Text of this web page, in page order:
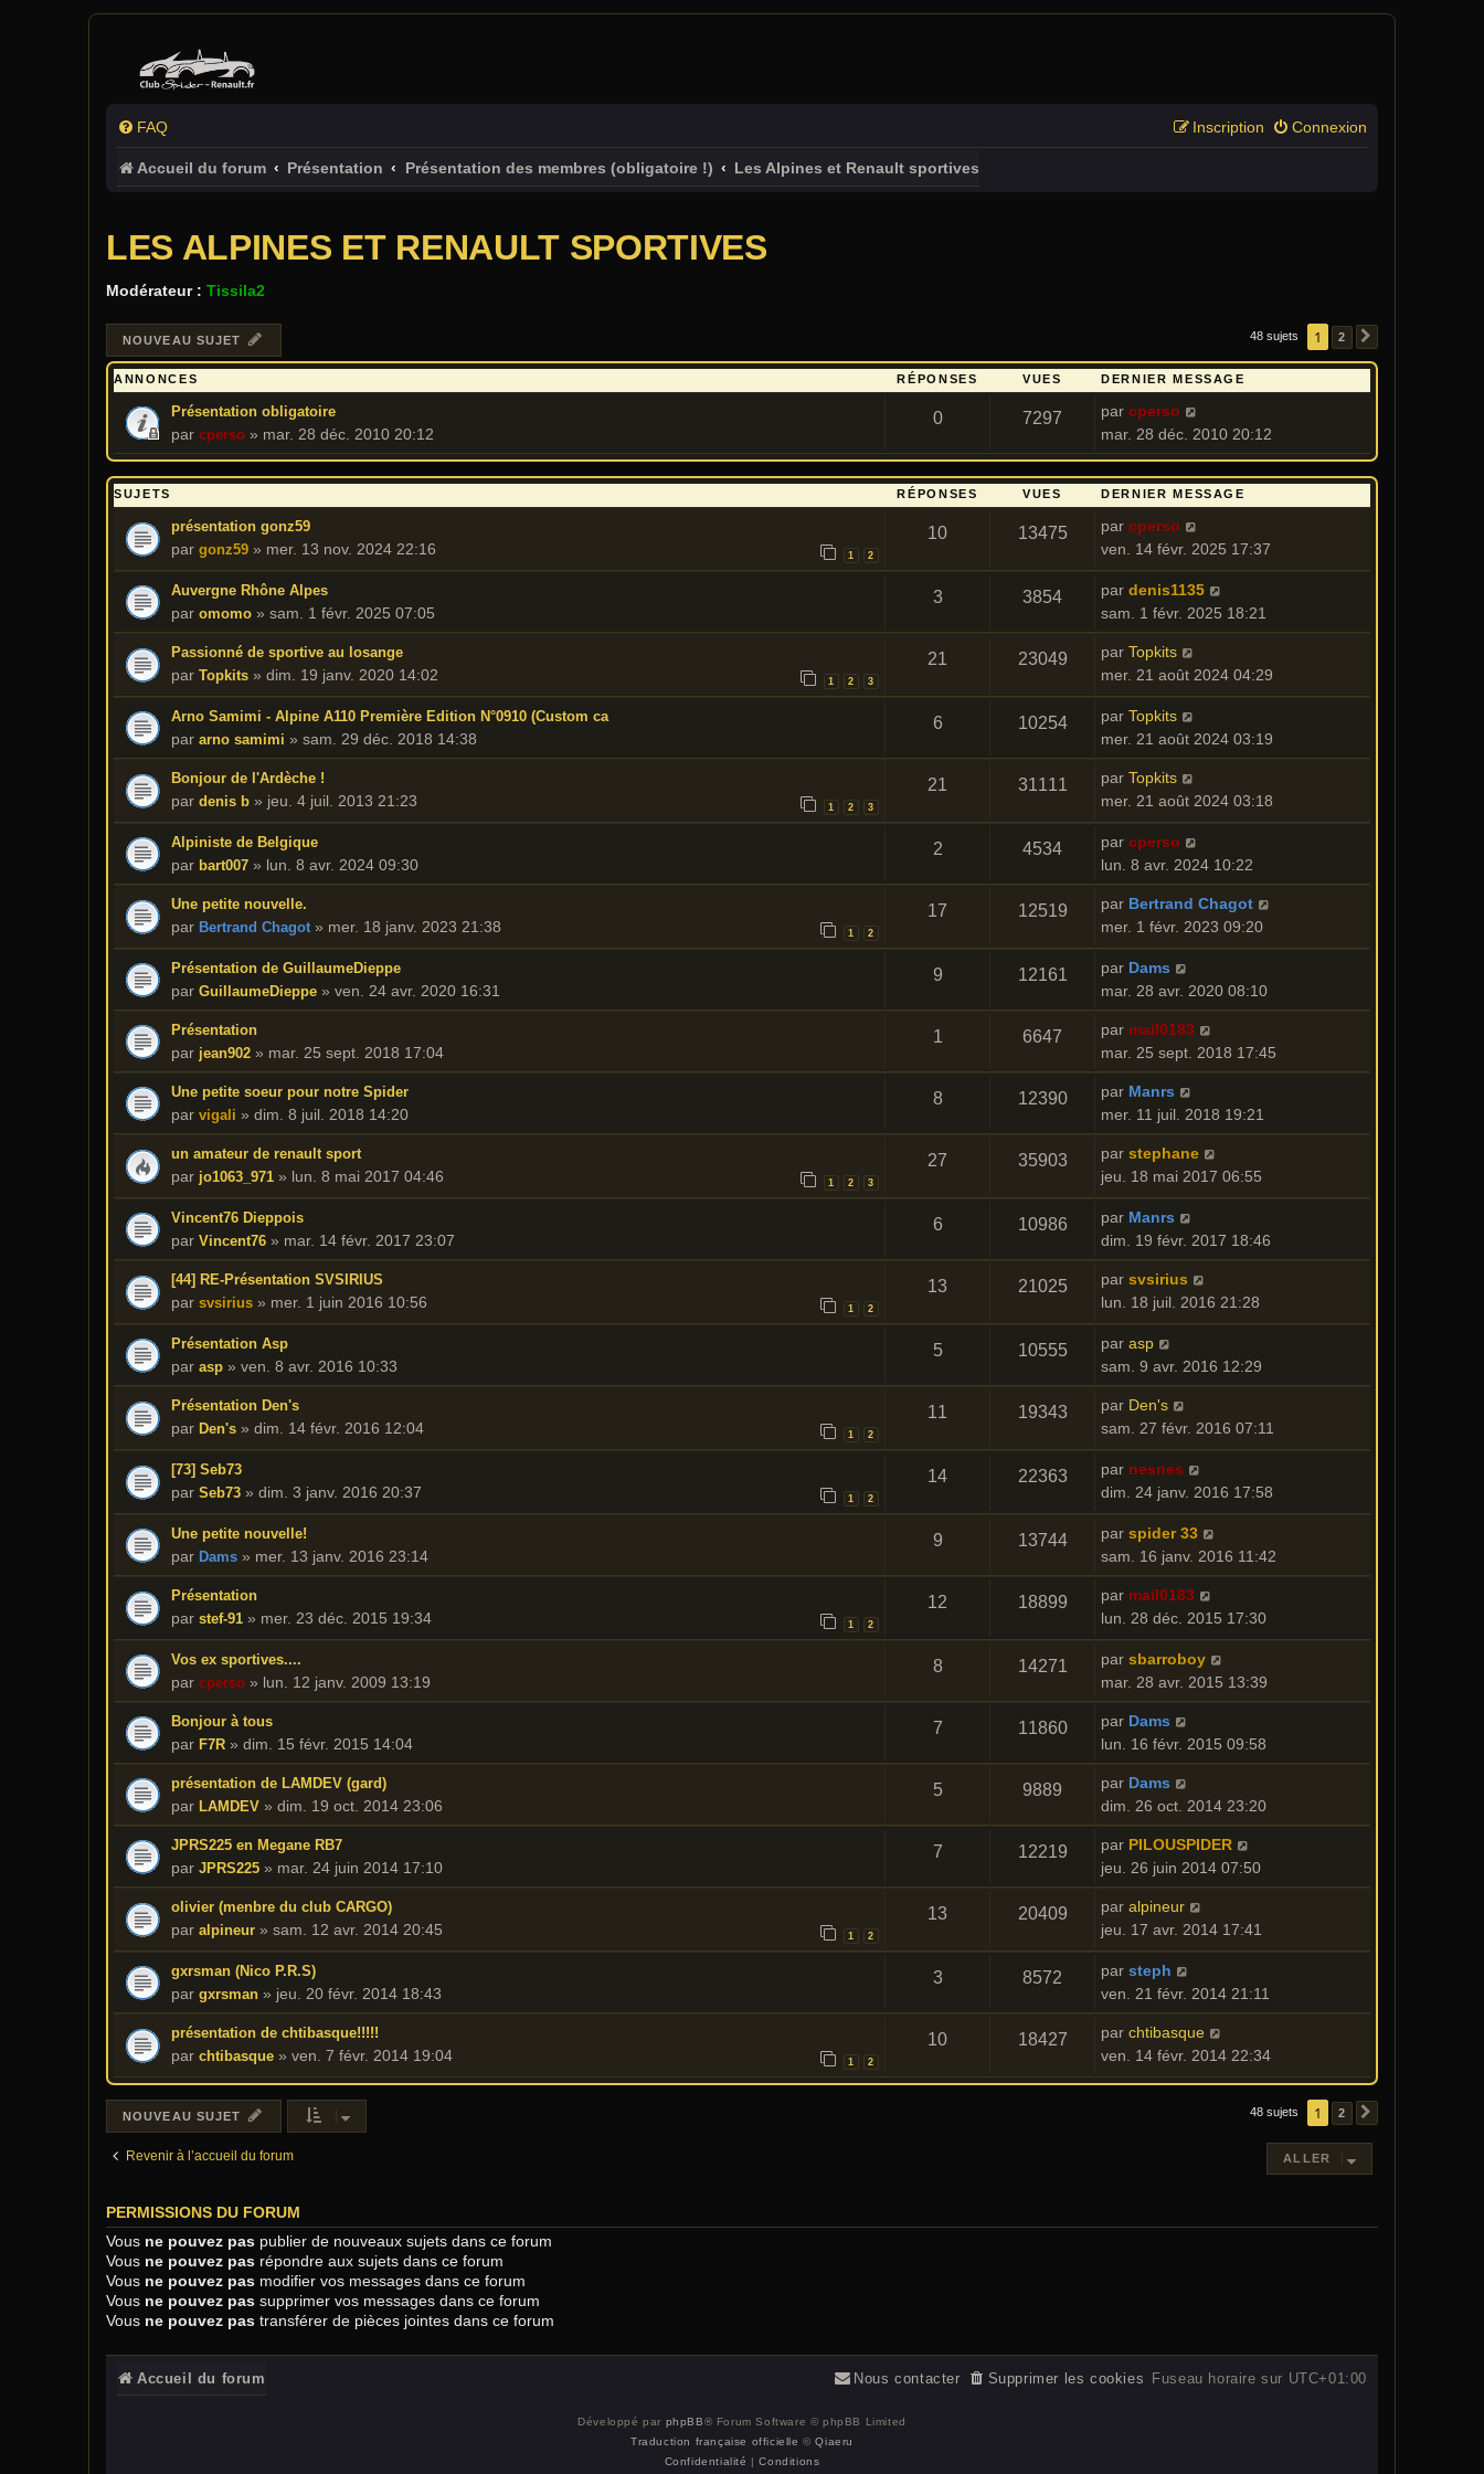
FAQ Connexion
Inscription
Accueil du forum Présentation Présentation des membres (obligatoire !) Les Alpines et Renault sportives
LES ALPINES ET RENAULT SPORTIVES
Modérateur : Tissila2
NOUVEAU SUJET 48 sujets 1 2
ANNONCES RÉPONSES VUES DERNIER MESSAGE
Présentation obligatoire
par cperso » mar. 28 déc. 2010 20:12
0 7297 par cperso
mar. 28 déc. 2010 20:12
SUJETS RÉPONSES VUES DERNIER MESSAGE
présentation gonz59
par gonz59 » mer. 13 nov. 2024 22:16 1 2
10 13475 par cperso
ven. 14 févr. 2025 17:37
Auvergne Rhône Alpes
par omomo » sam. 1 févr. 2025 07:05
3 3854 par denis1135
sam. 1 févr. 2025 18:21
Passionné de sportive au losange
par Topkits » dim. 19 janv. 2020 14:02 1 2 3
21 23049 par Topkits
mer. 21 août 2024 04:29
Arno Samimi - Alpine A110 Première Edition N°0910 (Custom ca
par arno samimi » sam. 29 déc. 2018 14:38
6 10254 par Topkits
mer. 21 août 2024 03:19
Bonjour de l'Ardèche !
par denis b » jeu. 4 juil. 2013 21:23 1 2 3
21 31111 par Topkits
mer. 21 août 2024 03:18
Alpiniste de Belgique
par bart007 » lun. 8 avr. 2024 09:30
2 4534 par cperso
lun. 8 avr. 2024 10:22
Une petite nouvelle.
par Bertrand Chagot» mer. 18 janv. 2023 21:38 1 2
17 12519 par Bertrand Chagot
mer. 1 févr. 2023 09:20
Présentation de GuillaumeDieppe
par GuillaumeDieppe » ven. 24 avr. 2020 16:31
9 12161 par Dams
mar. 28 avr. 2020 08:10
Présentation
par jean902 » mar. 25 sept. 2018 17:04
1 6647 par mail0183
mar. 25 sept. 2018 17:45
Une petite soeur pour notre Spider
par vigali » dim. 8 juil. 2018 14:20
8 12390 par Manrs
mer. 11 juil. 2018 19:21
un amateur de renault sport
par jo1063_971 » lun. 8 mai 2017 04:46 1 2 3
27 35903 par stephane
jeu. 18 mai 2017 06:55
Vincent76 Dieppois
par Vincent76 » mar. 14 févr. 2017 23:07
6 10986 par Manrs
dim. 19 févr. 2017 18:46
[44] RE-Présentation SVSIRIUS
par svsirius » mer. 1 juin 2016 10:56 1 2
13 21025 par svsirius
lun. 18 juil. 2016 21:28
Présentation Asp
par asp » ven. 8 avr. 2016 10:33
5 10555 par asp
sam. 9 avr. 2016 12:29
Présentation Den's
par Den's » dim. 14 févr. 2016 12:04 1 2
11 19343 par Den's
sam. 27 févr. 2016 07:11
[73] Seb73
par Seb73 » dim. 3 janv. 2016 20:37 1 2
14 22363 par nesnes
dim. 24 janv. 2016 17:58
Une petite nouvelle!
par Dams » mer. 13 janv. 2016 23:14
9 13744 par spider 33
sam. 16 janv. 2016 11:42
Présentation
par stef-91 » mer. 23 déc. 2015 19:34 1 2
12 18899 par mail0183
lun. 28 déc. 2015 17:30
Vos ex sportives....
par cperso » lun. 12 janv. 2009 13:19
8 14271 par sbarroboy
mar. 28 avr. 2015 13:39
Bonjour à tous
par F7R » dim. 15 févr. 2015 14:04
7 11860 par Dams
lun. 16 févr. 2015 09:58
présentation de LAMDEV (gard)
par LAMDEV » dim. 19 oct. 2014 23:06
5 9889 par Dams
dim. 26 oct. 2014 23:20
JPRS225 en Megane RB7
par JPRS225 » mar. 24 juin 2014 17:10
7 12219 par PILOUSPIDER
jeu. 26 juin 2014 07:50
olivier (menbre du club CARGO)
par alpineur » sam. 12 avr. 2014 20:45 1 2
13 20409 par alpineur
jeu. 17 avr. 2014 17:41
gxrsman (Nico P.R.S)
par gxrsman » jeu. 20 févr. 2014 18:43
3 8572 par steph
ven. 21 févr. 2014 21:11
présentation de chtibasque!!!!!
par chtibasque » ven. 7 févr. 2014 19:04 1 2
10 18427 par chtibasque
ven. 14 févr. 2014 22:34
NOUVEAU SUJET 48 sujets 1 2
Revenir à l’accueil du forum ALLER
PERMISSIONS DU FORUM
Vous ne pouvez pas publier de nouveaux sujets dans ce forum
Vous ne pouvez pas répondre aux sujets dans ce forum
Vous ne pouvez pas modifier vos messages dans ce forum
Vous ne pouvez pas supprimer vos messages dans ce forum
Vous ne pouvez pas transférer de pièces jointes dans ce forum
Accueil du forum Fuseau horaire sur UTC+01:00
Supprimer les cookies
Nous contacter
Développé par phpBB® Forum Software © phpBB Limited
Traduction française officielle ©Qiaeru
Confidentialité |Conditions